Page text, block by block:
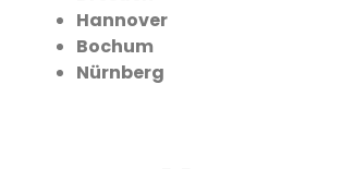
Hannover
Bochum
Nürnberg